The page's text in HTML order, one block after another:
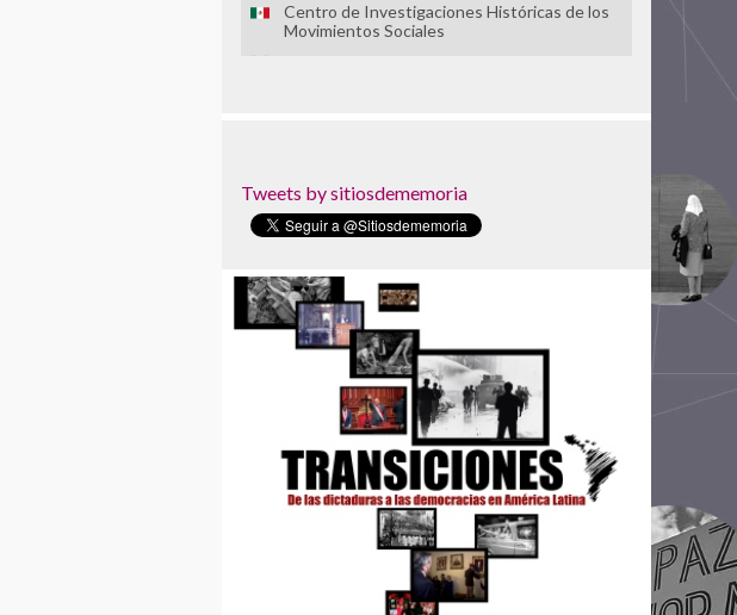
Centro de Investigaciones Históricas de los
Movimientos Sociales
Centro Universitário Maria Antonia da
Universidade de São Paulo
Colectivo Todxs Somos Jorge y Javier
Comisión Vesubio y Puente 12
Comité de Derechos Humanos Nido Veinte
Comité de Familiares de Detenidos
Desaparecidos en Honduras (COFADEH)
Corporación de Memoria y Cultura de
Puchuncaví
Corporación Parque por la Paz Villa Grimaldi
Devoir de Memoire Haiti
Dirección de Verdad, Justicia y Reparación -
Defensoría del Pueblo
Espacio para la Memoria ex CCD "Club
Tweets by sitiosdememoria